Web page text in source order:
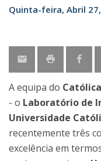
Quinta-feira, Abril
A equipa do
- o Laboratório de
Universidade
recentemente três
excelência em